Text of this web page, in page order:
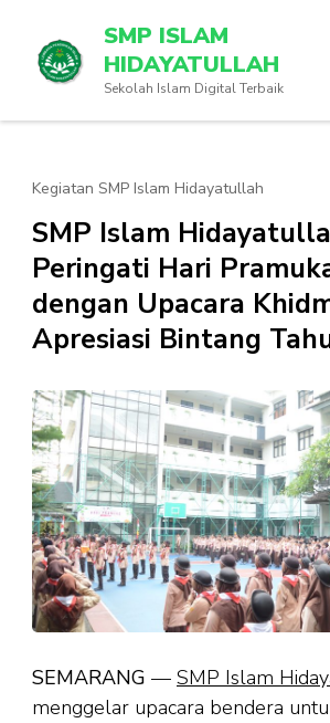
konten
SMP ISLAM
HIDAYATULLAH
Sekolah Islam Digital Terbaik
Kegiatan SMP Islam Hidayatullah
SMP Islam
Peringati Hari
dengan Upacara
Apresiasi Bintang
SEMARANG — SMP Islam
menggelar upacara bendera